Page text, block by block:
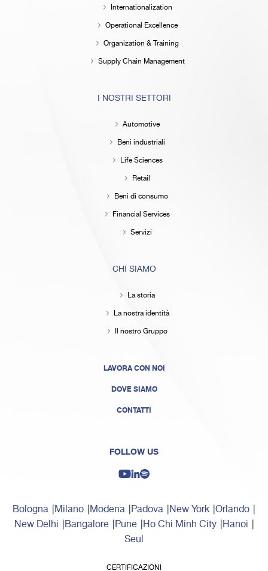
Internationalization
Operational Excellence
Organization & Training
Supply Chain Management
I NOSTRI SETTORI
Automotive
Beni industriali
Life Sciences
Retail
Beni di consumo
Financial Services
Servizi
CHI SIAMO
La storia
La nostra identità
Il nostro Gruppo
LAVORA CON NOI
DOVE SIAMO
CONTATTI
FOLLOW US
Bologna Milano Modena Padova New York Orlando
New Delhi Bangalore Pune Ho Chi Minh City Hanoi
Seul
CERTIFICAZIONI